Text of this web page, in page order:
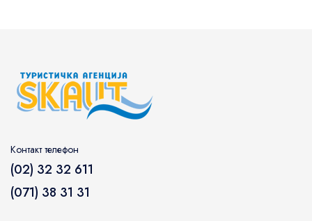
Контакт телефон
(02) 32 32 611
(071) 38 31 31